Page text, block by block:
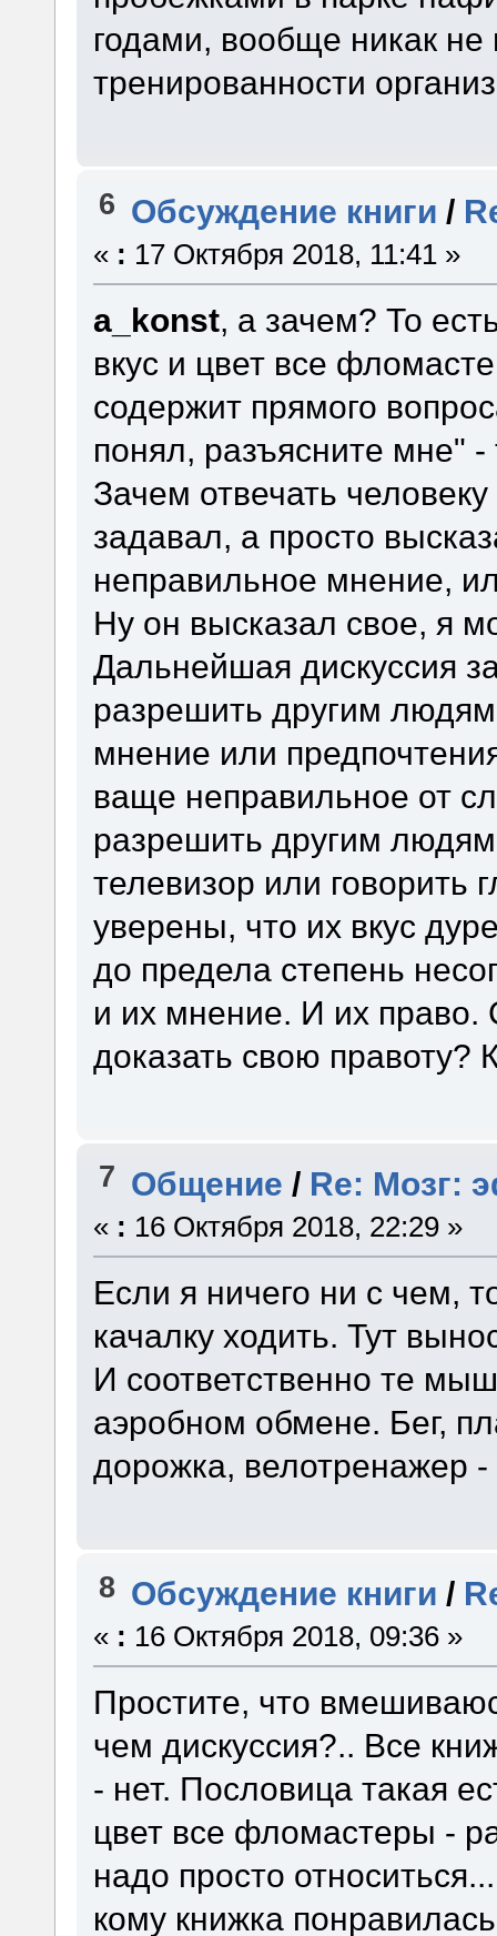
годами, вообще никак не
тренированности
6 Обсуждение книги /
« : 17 Октября 2018, 11:41 »
a_konst, а зачем? То
вкус и цвет все
содержит прямого
понял, разъясните мне"
Зачем отвечать
задавал, а просто
неправильное мнение,
Ну он высказал свое, я
Дальнейшая дискуссия
разрешить другим
мнение или
ваще неправильное от
разрешить другим
телевизор или говорить
уверены, что их вкус
до предела степень
и их мнение. И их право.
доказать свою правоту?
7 Общение / Re: Мозг:
« : 16 Октября 2018, 22:29 »
Если я ничего ни с чем,
качалку ходить. Тут
И соответственно те
аэробном обмене. Бег,
дорожка, велотренажер
8 Обсуждение книги /
« : 16 Октября 2018, 09:36 »
Простите, что
чем дискуссия?.. Все
- нет. Пословица такая
цвет все фломастеры -
надо просто
кому книжка